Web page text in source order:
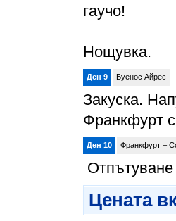
гаучо!
Нощувка.
Ден 9 Буенос Айрес
Закуска.
Франкфурт
Ден 10 Франкфурт –
Цената